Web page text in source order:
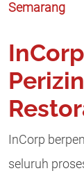
Semarang
InCorp
seluruh